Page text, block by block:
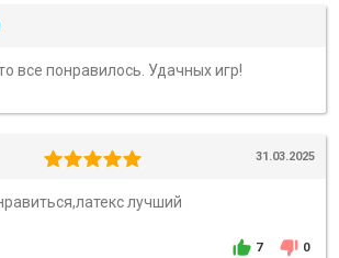
все понравилось. Удачных игр!
31.03.2025
лучший
7 0